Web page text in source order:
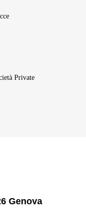
Private
Genova